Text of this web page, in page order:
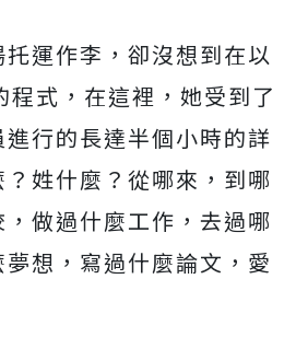
運作李，卻沒想到在以
式，在這裡，她受到了
行的長達半個小時的詳
姓什麼？從哪來，到哪
做過什麼工作，去過哪
想，寫過什麼論文，愛